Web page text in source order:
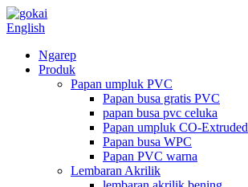
English
Ngarep
Produk
Papan umpluk PVC
Papan busa gratis PVC
papan busa pvc celuka
Papan umpluk CO-Extruded
Papan busa WPC
Papan PVC warna
Lembaran Akrilik